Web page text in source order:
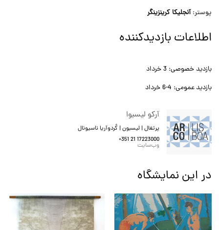
پوستر:آنجلیکا کرینزینگر
اطلاعات بازدیدکننده
بازدید خصوصی: 3 خرداد
بازدید عمومی: 4-6 خرداد
آرکو لیسبوا
پرتغال | لیسبون | کُردوآریا ناسیونال
+351 21 17223000
وب‌سایت
در این نمایشگاه